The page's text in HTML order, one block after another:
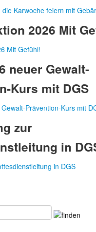
Karwoche feiern mit
2026 Mit
Mit Gefühl!
neuer Gewalt-
Kurs mit DGS
Prävention-Kurs mit
zur
in
in DGS